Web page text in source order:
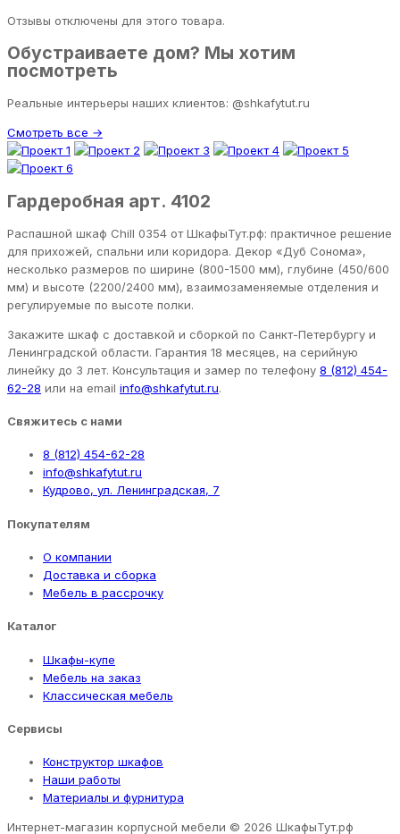
Отзывы отключены для этого товара.
Обустраиваете дом? Мы хотим
посмотреть
Реальные интерьеры наших клиентов: @shkafytut.ru
Смотреть все →
Гардеробная арт. 4102
Распашной шкаф Chill 0354 от ШкафыТут.рф: практичное решение
для прихожей, спальни или коридора. Декор «Дуб Сонома»,
несколько размеров по ширине (800-1500 мм), глубине (450/600
мм) и высоте (2200/2400 мм), взаимозаменяемые отделения и
регулируемые по высоте полки.
Закажите шкаф с доставкой и сборкой по Санкт-Петербургу и
Ленинградской области. Гарантия 18 месяцев, на серийную
линейку до 3 лет. Консультация и замер по телефону 8 (812) 454-
62-28 или на email info@shkafytut.ru.
Свяжитесь с нами
8 (812) 454-62-28
info@shkafytut.ru
Кудрово, ул. Ленинградская, 7
Покупателям
О компании
Доставка и сборка
Мебель в рассрочку
Каталог
Шкафы-купе
Мебель на заказ
Классическая мебель
Сервисы
Конструктор шкафов
Наши работы
Материалы и фурнитура
Интернет-магазин корпусной мебели © 2026 ШкафыТут.рф